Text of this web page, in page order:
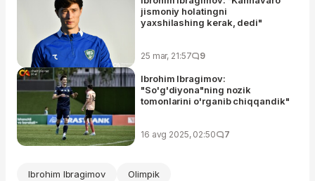
jismoniy holatingni
yaxshilashing kerak, dedi"
25 mar, 21:57 9
Ibrohim Ibragimov:
"So'g'diyona"ning nozik
tomonlarini o'rganib chiqqandik"
16 avg 2025, 02:50 7
Ibrohim Ibragimov Olimpik